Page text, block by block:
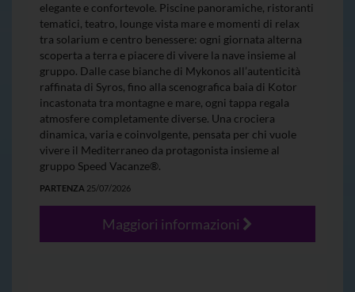
elegante e confortevole. Piscine panoramiche, ristoranti
tematici, teatro, lounge vista mare e momenti di relax
tra solarium e centro benessere: ogni giornata alterna
scoperta a terra e piacere di vivere la nave insieme al
gruppo. Dalle case bianche di Mykonos all’autenticità
raffinata di Syros, fino alla scenografica baia di Kotor
incastonata tra montagne e mare, ogni tappa regala
atmosfere completamente diverse. Una crociera
dinamica, varia e coinvolgente, pensata per chi vuole
vivere il Mediterraneo da protagonista insieme al
gruppo Speed Vacanze®.
PARTENZA 25/07/2026
Maggiori informazioni